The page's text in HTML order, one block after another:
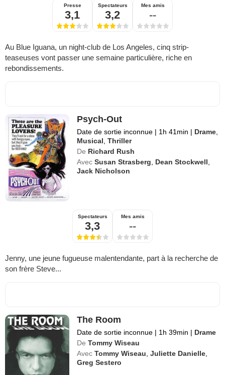
Presse
3,1
Spectateurs
3,2
Mes amis
--
Au Blue Iguana, un night-club de Los Angeles, cinq strip-
teaseuses vont passer une semaine particulière, riche en
rebondissements.
Psych-Out
Date de sortie inconnue | 1h 41min | Drame
Musical ,Thriller
De Richard Rush
Avec Susan Strasberg Dean Stockwell
Jack Nicholson
Spectateurs
3,3
Mes amis
--
Jenny, une jeune fugueuse malentendante, part à la recherche de
son frère Steve...
The Room
Date de sortie inconnue | 1h 39min | Drame
De Tommy Wiseau
Avec Tommy Wiseau ,Juliette Danielle
Greg Sestero